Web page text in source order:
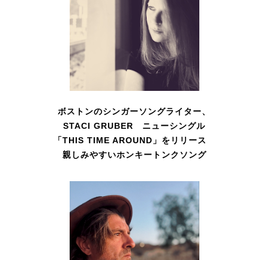
ボストンのシンガーソングライター、
STACI GRUBER ニューシングル
「THIS TIME AROUND」をリリース
親しみやすいホンキートンクソング